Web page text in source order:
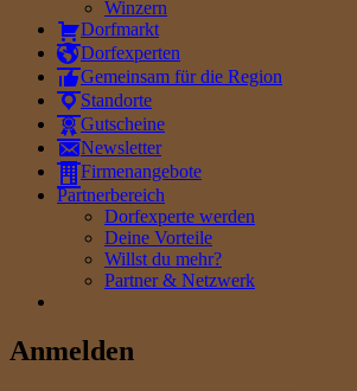
Winzern
Dorfmarkt
Dorfexperten
Gemeinsam für die Region
Standorte
Gutscheine
Newsletter
Firmenangebote
Partnerbereich
Dorfexperte werden
Deine Vorteile
Willst du mehr?
Partner & Netzwerk
Anmelden